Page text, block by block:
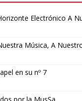
Electrónico A
Música, A
en su nº 7
por la MusSa